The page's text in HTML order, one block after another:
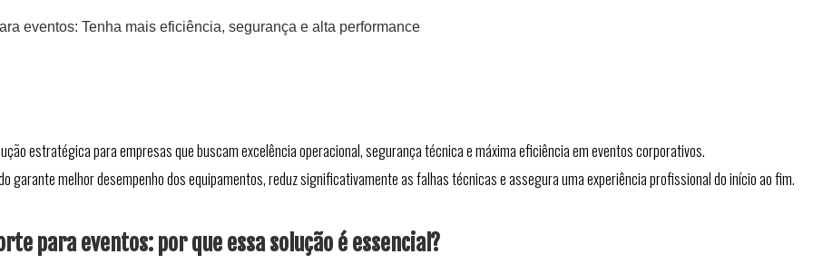
eventos: Tenha mais eficiência, segurança e alta performance
estratégica para empresas que buscam excelência operacional, segurança técnica e máxima eficiência em eventos corporativos.
garante melhor desempenho dos equipamentos, reduz significativamente as falhas técnicas e assegura uma experiência profissional do início ao fim.
para eventos: por que essa solução é essencial?